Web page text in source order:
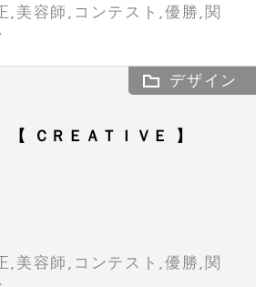
,美容師,コンテスト,優勝,関
デザイン
【 ＣＲＥＡＴＩＶＥ 】
,美容師,コンテスト,優勝,関